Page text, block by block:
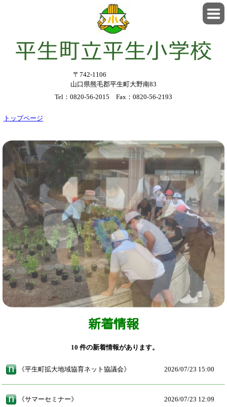
〒742-1106
山口県熊毛郡平生町大野南83
Tel：0820-56-2015 Fax：0820-56-2193
トップページ
新着情報
10 件の新着情報があります。
《平生町拡大地域協育ネット協議会》 2026/07/23 15:00
《サマーセミナー》 2026/07/23 12:09